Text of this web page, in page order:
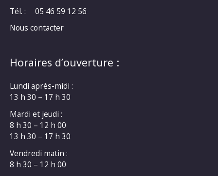
Tél. :
05 46 59 12 56
Nous contacter
Horaires d’ouverture :
Lundi après-midi :
13 h 30 – 17 h 30
Mardi et jeudi :
8 h 30 – 12 h 00
13 h 30 – 17 h 30
Vendredi matin :
8 h 30 – 12 h 00